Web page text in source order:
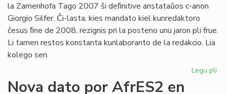
la Zamenhofa Tago 2007 ŝi deﬁnitive anstataŭos c-anon
Giorgio Silfer. Ĉi-lasta, kies mandato kiel kunredaktoro
ĉesus ﬁne de 2008, rezignis pri la posteno unu jaron pli frue.
Li tamen restos konstanta kunlaboranto de la redakcio. Lia
kolego sen.
Legu pli
Nova dato por AfrES2 en